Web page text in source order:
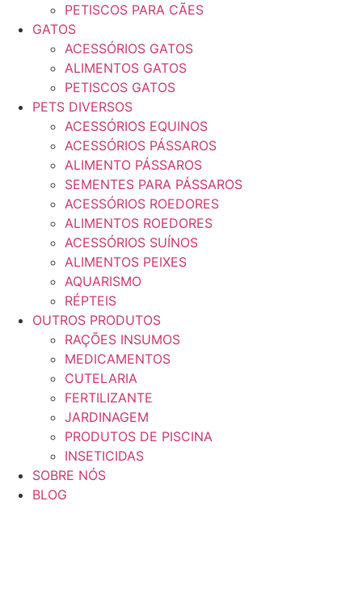
PETISCOS PARA CÃES
GATOS
ACESSÓRIOS GATOS
ALIMENTOS GATOS
PETISCOS GATOS
PETS DIVERSOS
ACESSÓRIOS EQUINOS
ACESSÓRIOS PÁSSAROS
ALIMENTO PÁSSAROS
SEMENTES PARA PÁSSAROS
ACESSÓRIOS ROEDORES
ALIMENTOS ROEDORES
ACESSÓRIOS SUÍNOS
ALIMENTOS PEIXES
AQUARISMO
RÉPTEIS
OUTROS PRODUTOS
RAÇÕES INSUMOS
MEDICAMENTOS
CUTELARIA
FERTILIZANTE
JARDINAGEM
PRODUTOS DE PISCINA
INSETICIDAS
SOBRE NÓS
BLOG